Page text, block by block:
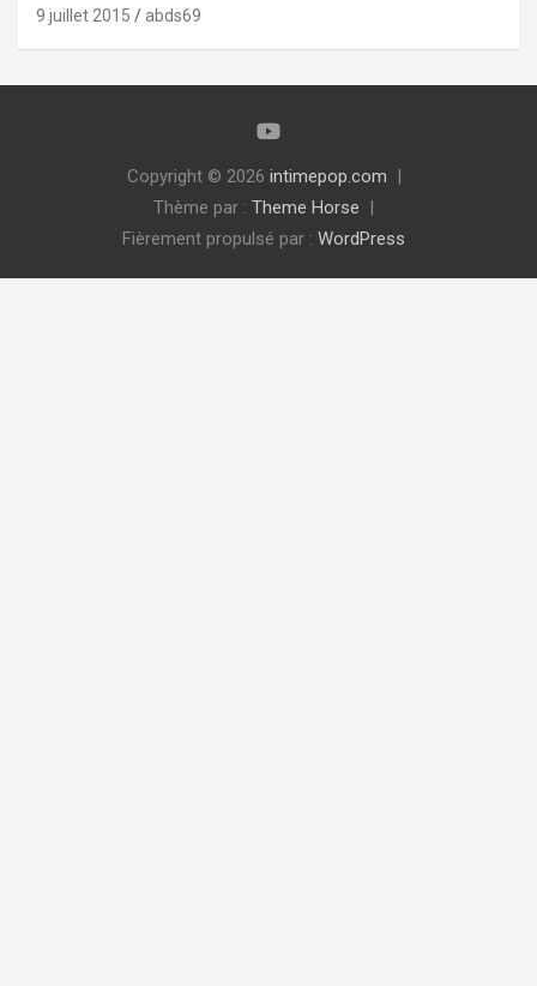
9 juillet 2015 abds69
Copyright © 2026 intimepop.com
Thème par : Theme Horse
Fièrement propulsé par : WordPress